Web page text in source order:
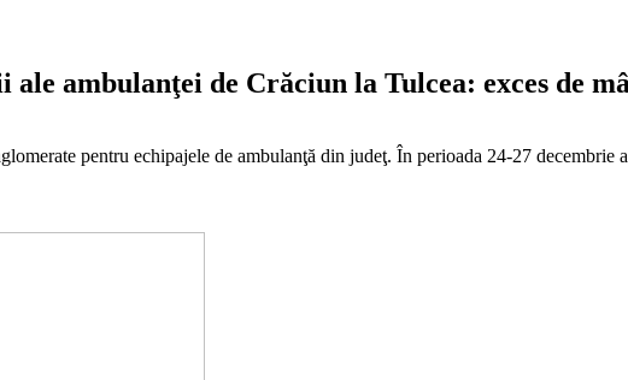
ale ambulanţei de Crăciun la Tulcea: exces de
pentru echipajele de ambulanţă din judeţ. În perioada 24-27